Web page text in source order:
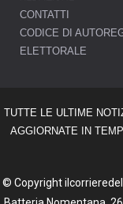
CONTATTI
CODICE DI
ELETTORALE
TUTTE LE ULTIME
AGGIORNATE IN
© Copyright